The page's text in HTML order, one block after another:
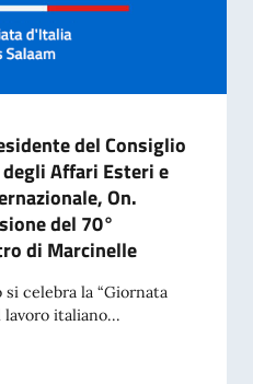
del Consiglio
Affari Esteri e
On.
del 70°
di Marcinelle
si celebra la “Giornata
italiano...